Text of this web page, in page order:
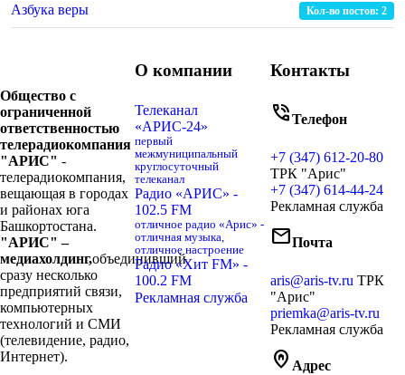
Азбука веры Кол-во постов: 2
Общество с
ограниченной
ответственностью
телерадиокомпания
"АРИС" -
телерадиокомпания,
вещающая в городах
и районах юга
Башкортостана.
"АРИС" –
медиахолдинг,объединивший
сразу несколько
предприятий связи,
компьютерных
технологий и СМИ
(телевидение, радио,
Интернет).
О компании
Телеканал
«АРИС-24»
первый
межмуниципальный
круглосуточный
телеканал
Радио «АРИС» -
102.5 FM
отличное радио «Арис» -
отличная музыка,
отличное настроение
Радио «Хит FM» -
100.2 FM
Рекламная служба
Контакты
phone_in_talkТелефон
+7 (347) 612-20-80
ТРК "Арис"
+7 (347) 614-44-24
Рекламная служба
mailПочта
aris@aris-tv.ru ТРК
"Арис"
priemka@aris-tv.ru
Рекламная служба
home_pin Адрес